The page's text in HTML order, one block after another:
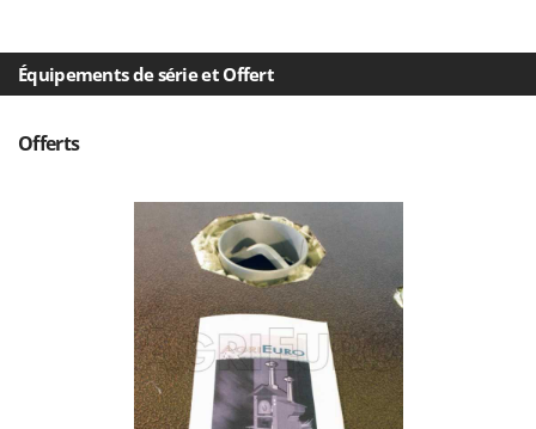
Équipements de série et Offert
Offerts